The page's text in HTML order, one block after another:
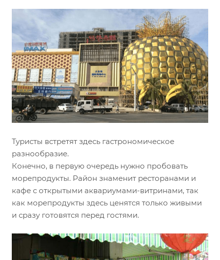
Туристы встретят здесь гастрономическое
разнообразие.
Конечно, в первую очередь нужно пробовать
морепродукты. Район знаменит ресторанами и
кафе с открытыми аквариумами-витринами, так
как морепродукты здесь ценятся только живыми
и сразу готовятся перед гостями.